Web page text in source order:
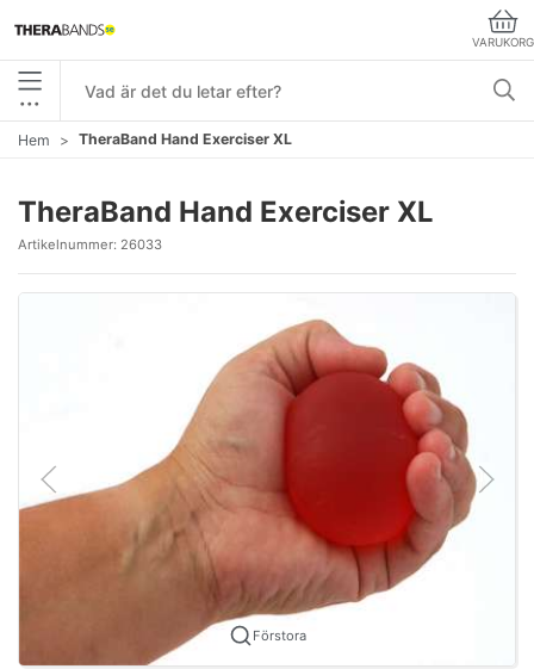
VARUKORG
•••
Hem TheraBand Hand Exerciser XL
TheraBand Hand Exerciser XL
Artikelnummer: 26033
Förstora